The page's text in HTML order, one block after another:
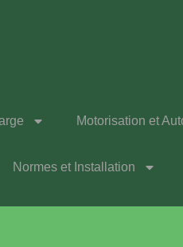
Motorisation et
Normes et Installation